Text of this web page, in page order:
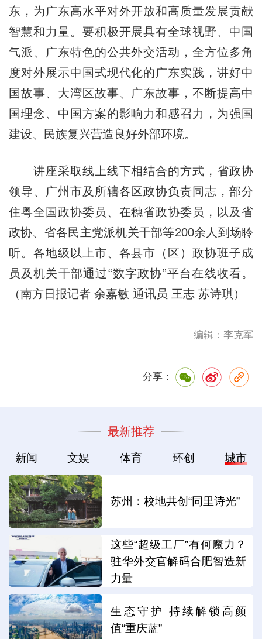
东，为广东高水平对外开放和高质量发展贡献
智慧和力量。要积极开展具有全球视野、中国
气派、广东特色的公共外交活动，全方位多角
度对外展示中国式现代化的广东实践，讲好中
国故事、大湾区故事、广东故事，不断提高中
国理念、中国方案的影响力和感召力，为强国
建设、民族复兴营造良好外部环境。
讲座采取线上线下相结合的方式，省政协
领导、广州市及所辖各区政协负责同志，部分
住粤全国政协委员、在穗省政协委员，以及省
政协、省各民主党派机关干部等200余人到场聆
听。各地级以上市、各县市（区）政协班子成
员及机关干部通过“数字政协”平台在线收看。
（南方日报记者 余嘉敏 通讯员 王志 苏诗琪）
编辑：李克军
分享：
最新推荐
新闻 文娱 体育 环创 城市
苏州：校地共创“同里诗光”
这些“超级工厂”有何魔力？
驻华外交官解码合肥智造新
力量
生态守护 持续解锁高颜
值“重庆蓝”